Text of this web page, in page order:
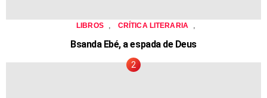
LIBROS CRÍTICA LITERARIA
Bsanda Ebé, a espada de Deus